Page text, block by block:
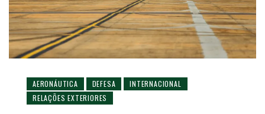
AERONÁUTICA DEFESA
INTERNACIONAL
RELAÇÕES EXTERIORES